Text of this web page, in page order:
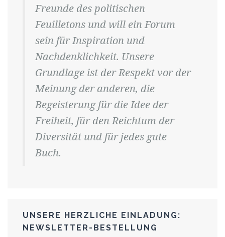
Freunde des politischen
Feuilletons und will ein Forum
sein für Inspiration und
Nachdenklichkeit. Unsere
Grundlage ist der Respekt vor der
Meinung der anderen, die
Begeisterung für die Idee der
Freiheit, für den Reichtum der
Diversität und für jedes gute
Buch.
UNSERE HERZLICHE EINLADUNG:
NEWSLETTER-BESTELLUNG